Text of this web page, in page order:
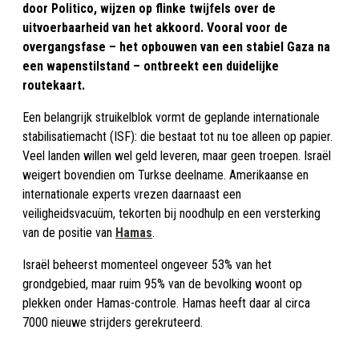
door Politico, wijzen op flinke twijfels over de
uitvoerbaarheid van het akkoord. Vooral voor de
overgangsfase – het opbouwen van een stabiel Gaza na
een wapenstilstand – ontbreekt een duidelijke
routekaart.
Een belangrijk struikelblok vormt de geplande internationale
stabilisatiemacht (ISF): die bestaat tot nu toe alleen op papier.
Veel landen willen wel geld leveren, maar geen troepen. Israël
weigert bovendien om Turkse deelname. Amerikaanse en
internationale experts vrezen daarnaast een
veiligheidsvacuüm, tekorten bij noodhulp en een versterking
van de positie van Hamas.
Israël beheerst momenteel ongeveer 53% van het
grondgebied, maar ruim 95% van de bevolking woont op
plekken onder Hamas-controle. Hamas heeft daar al circa
7000 nieuwe strijders gerekruteerd.